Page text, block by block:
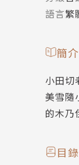
語言繁
簡介
小田切
美雪隨
的木乃
目錄